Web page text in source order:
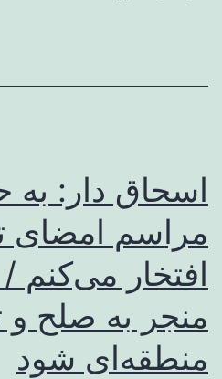
اسحاق‌ دار: به
مراسم امضای
افتخار می‌کنم /
منجر به صلح و
منطقه‌ای شود